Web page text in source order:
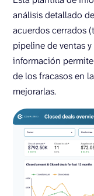
análisis detallado
acuerdos cerrados
pipeline de ventas
información
de los fracasos en
mejorarlas.